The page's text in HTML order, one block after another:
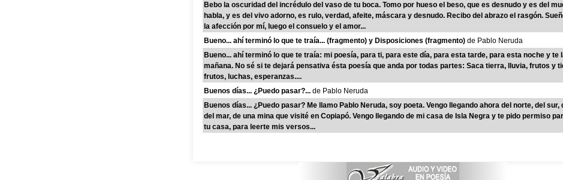
Bebo la oscuridad del incrédulo del vaso de tu boca. Tomo por hueso el beso, que es desnudo y es del
habla, y es del vivo adorno, es rulo, verdad, afeite, máscara y desnudo. Recibo del abrazo el rasgón.
la afección por mí, luego el consuelo y el amor...
Bueno... ahí terminó lo que te traía... (fragmento) y Disposiciones (fragmento) de Pablo Neruda
Bueno... ahí terminó lo que te traía: mi poesía, para ti, para este día, para esta tarde, para esta noche y te
mañana. No sé si te dejará pensativa ésta poesía que anda por todas partes: Saca tierra, lluvia, frutos y
frutos, luchas, esperanzas....
Buenos días... ¿Puedo pasar?... de Pablo Neruda
Buenos días... ¿Puedo pasar? Me llamo Pablo Neruda, soy poeta. Vengo llegando ahora del norte, del sur,
del mar, de una mina que visité en Copiapó. Vengo llegando de mi casa de Isla Negra y te pido permiso
tu casa, para leerte mis versos...